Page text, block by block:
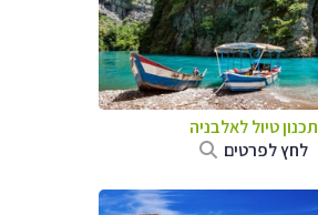
תכנון טיול לאלבניה
לחץ לפרטים